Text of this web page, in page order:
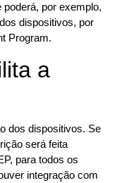
por exemplo,
dispositivos, por
Program.
a
dos dispositivos. Se
será feita
para todos os
integração com